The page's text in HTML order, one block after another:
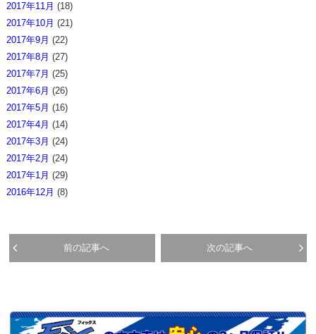
2017年11月 (18)
2017年10月 (21)
2017年9月 (22)
2017年8月 (27)
2017年7月 (25)
2017年6月 (26)
2017年5月 (16)
2017年4月 (14)
2017年3月 (24)
2017年2月 (24)
2017年1月 (29)
2016年12月 (8)
前の記事へ 次の記事へ